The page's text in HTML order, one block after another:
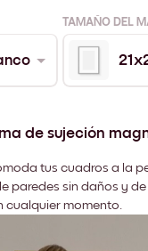
TAMAÑO DEL
de sujeción
tus cuadros a la
paredes sin daños y
cualquier momento.